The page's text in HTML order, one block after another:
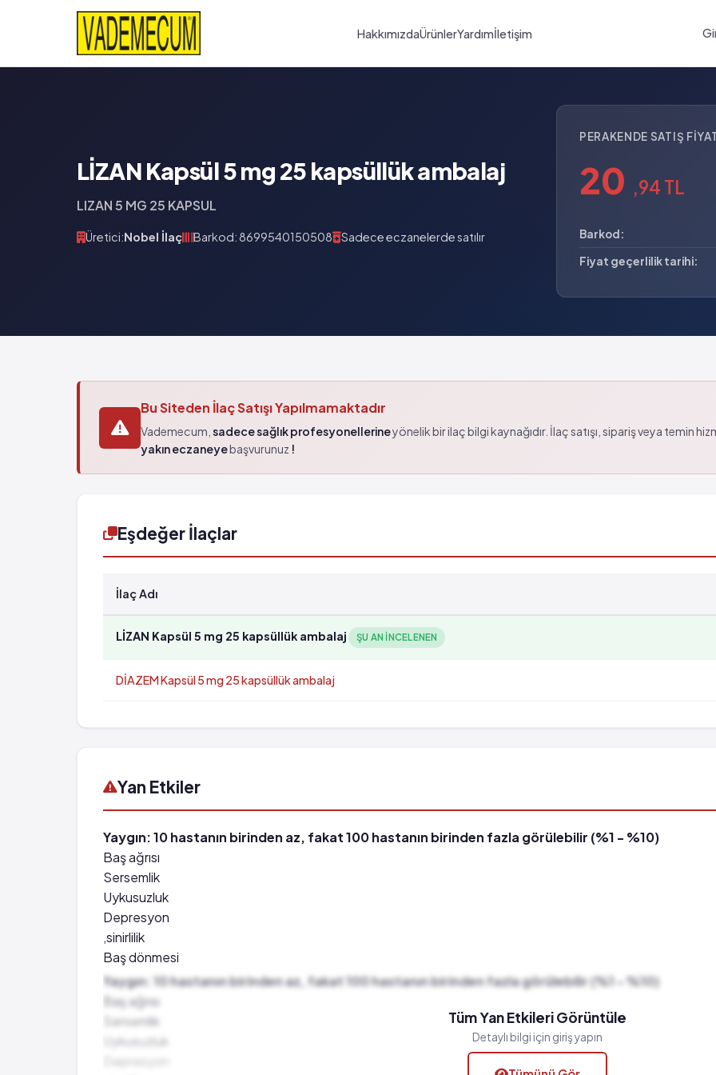
HakkımızdaÜrünlerYardımİletişim
LİZAN Kapsül 5 mg 25 kapsüllük ambalaj
LIZAN 5 MG 25 KAPSUL
Üretici:Nobel İlaç Barkod: 8699540150508 Sadece eczanelerde satılır
PERAKENDE SATIŞ
20 ,94 TL
Barkod:
Fiyat geçerlilik tarihi:
Bu Siteden İlaç Satışı Yapılmamaktadır
Vademecum, sadece sağlık profesyonellerineyönelik bir ilaç bilgi kaynağıdır. İlaç satışı, sipariş veya temin
yakın eczaneyebaşvurunuz !
Eşdeğer İlaçlar
İlaç Adı
LİZAN Kapsül 5 mg 25 kapsüllük ambalaj ŞU AN INCELENEN
DİAZEM Kapsül 5 mg 25 kapsüllük ambalaj
Yan Etkiler
Yaygın: 10 hastanın birinden az, fakat 100 hastanın birinden fazla görülebilir (%1 - %10)
Baş ağrısı
Sersemlik
Uykusuzluk
Depresyon
,sinirlilik
Baş dönmesi
Kabızlık
Bulanık görme
Deri döküntüleri
Bulantı
Hayal görme
Yaygın: 10 hastanın birinden az, fakat 100 hastanın birinden fazla görülebilir (%1 - %10)
Baş ağrısı
Sersemlik
Uykusuzluk
Tüm Yan Etkileri Görüntüle
Detaylı bilgi için giriş yapın